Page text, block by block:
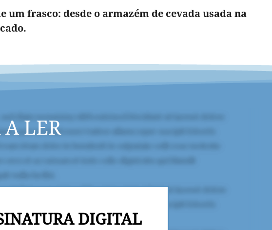
um frasco: desde o armazém de cevada usada na
LER
DIGITAL